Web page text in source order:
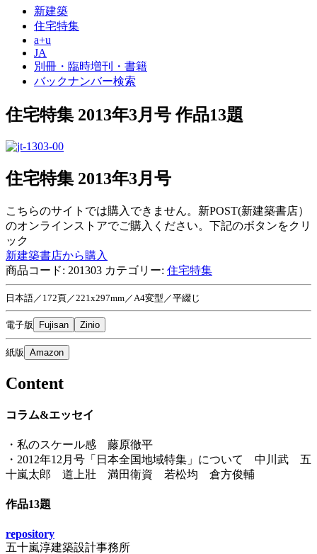
新建築
住宅特集
a+u
JA
別冊・臨時増刊・書籍
バックナンバー検索
住宅特集 2013年3月号作品13題
住宅特集 2013年3月号
こちらのサイトでは購入できません。新POST(新建築書店）
のオンラインストアでご購入ください。下記のボタンをクリ
ック
新建築書店から購入
商品コード: 201303 カテゴリー: 住宅特集
日本語／172頁／221x297mm／A4変型／平綴じ
電子版 Fujisan Zinio
紙版 Amazon
Content
コラム&エッセイ
・私のスケール感 藤原徹平
・2012年12月号「日本全国地域特集」について 中川武 五
十嵐太郎 道上壯 満田衛資 若松均 倉方俊輔
作品13題
repository
五十嵐淳建築設計事務所